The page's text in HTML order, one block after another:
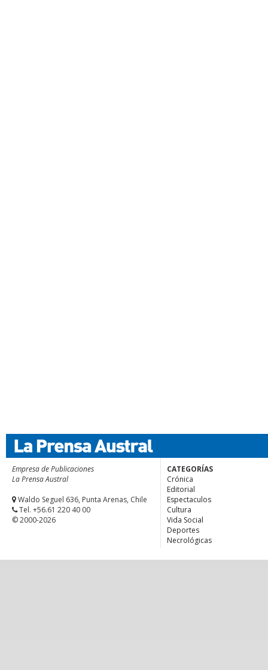
Empresa de Publicaciones
La Prensa Austral
Waldo Seguel 636, Punta Arenas, Chile
Tel. +56.61 220 40 00
© 2000-2026
CATEGORÍAS
Crónica
Editorial
Espectaculos
Cultura
Vida Social
Deportes
Necrológicas